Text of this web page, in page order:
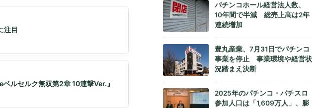
注目
ルセルク無双第2章 10連撃Ver.』
パチンコホール経営法人数、
10年間で半減 総売上高は2年
連続増加
豊丸産業、7月31日でパチンコ
事業を停止 事業環境や経営状
況踏まえ決断
2025年のパチンコ・パチスロ
参加人口は「1,609万人」、膨